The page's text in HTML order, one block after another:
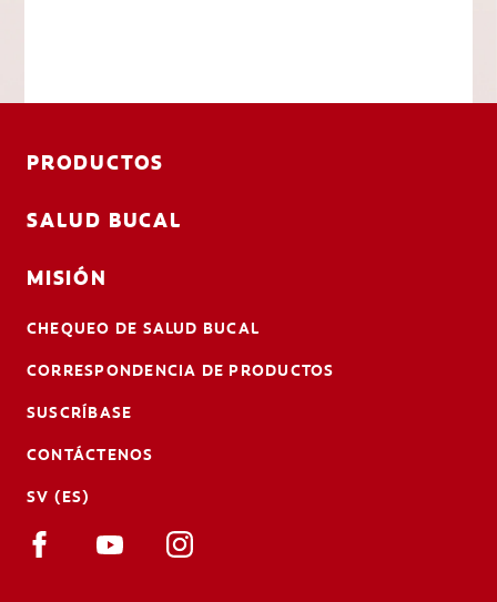
PRODUCTOS
SALUD BUCAL
MISIÓN
CHEQUEO DE SALUD BUCAL
CORRESPONDENCIA DE PRODUCTOS
SUSCRÍBASE
CONTÁCTENOS
SV (ES)